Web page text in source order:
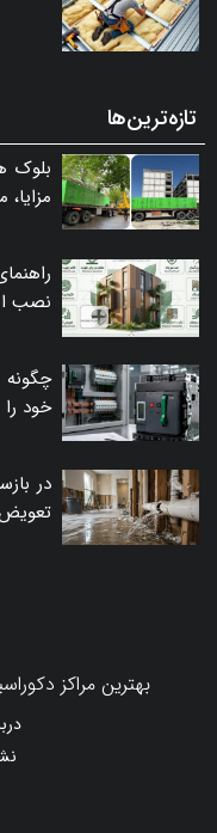
تازه‌ترین‌ها
بلوک
مزایا،
نصب
چگونه
خود را
در
تعویض کنیم؟ ۷ نشانه‌ای
بهترین مراکز